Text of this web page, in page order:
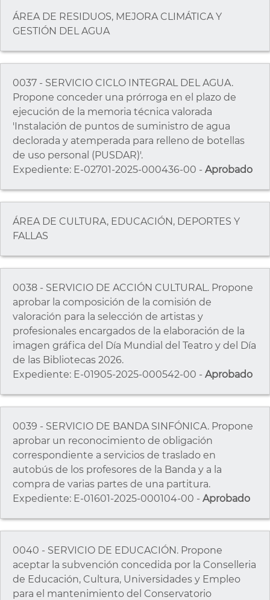
ÁREA DE RESIDUOS, MEJORA CLIMÁTICA Y
GESTIÓN DEL AGUA
0037 - SERVICIO CICLO INTEGRAL DEL AGUA.
Propone conceder una prórroga en el plazo de
ejecución de la memoria técnica valorada
'Instalación de puntos de suministro de agua
declorada y atemperada para relleno de botellas
de uso personal (PUSDAR)'.
Expediente: E-02701-2025-000436-00 - Aprobado
ÁREA DE CULTURA, EDUCACIÓN, DEPORTES Y
FALLAS
0038 - SERVICIO DE ACCIÓN CULTURAL. Propone
aprobar la composición de la comisión de
valoración para la selección de artistas y
profesionales encargados de la elaboración de la
imagen gráfica del Día Mundial del Teatro y del Día
de las Bibliotecas 2026.
Expediente: E-01905-2025-000542-00 - Aprobado
0039 - SERVICIO DE BANDA SINFÓNICA. Propone
aprobar un reconocimiento de obligación
correspondiente a servicios de traslado en
autobús de los profesores de la Banda y a la
compra de varias partes de una partitura.
Expediente: E-01601-2025-000104-00 - Aprobado
0040 - SERVICIO DE EDUCACIÓN. Propone
aceptar la subvención concedida por la Conselleria
de Educación, Cultura, Universidades y Empleo
para el mantenimiento del Conservatorio